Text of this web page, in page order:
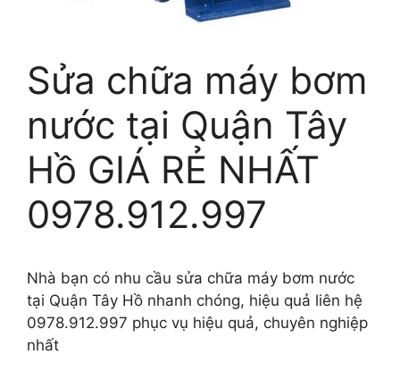
Sửa chữa máy bơm
nước tại Quận Tây
Hồ GIÁ RẺ NHẤT
0978.912.997
Nhà bạn có nhu cầu sửa chữa máy bơm nước
tại Quận Tây Hồ nhanh chóng, hiệu quả liên hệ
0978.912.997 phục vụ hiệu quả, chuyên nghiệp
nhất